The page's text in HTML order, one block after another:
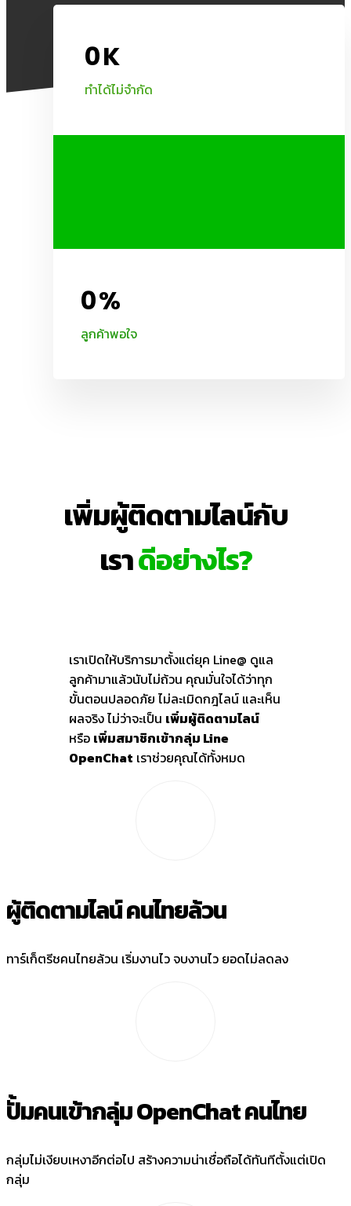
0K
ทำได้ไม่จำกัด
0%
ลูกค้าพอใจ
เพิ่มผู้ติดตามไลน์กับ
เราดีอย่างไร?
เราเปิดให้บริการมาตั้งแต่ยุค Line@ ดูแล
ลูกค้ามาแล้วนับไม่ถ้วน คุณมั่นใจได้ว่าทุก
ขั้นตอนปลอดภัย ไม่ละเมิดกฎไลน์ และเห็น
ผลจริง ไม่ว่าจะเป็น เพิ่มผู้ติดตามไลน์
หรือ เพิ่มสมาชิกเข้ากลุ่ม Line
OpenChat เราช่วยคุณได้ทั้งหมด
ผู้ติดตามไลน์ คนไทยล้วน
ทาร์เก็ตรีชคนไทยล้วน เริ่มงานไว จบงานไว ยอดไม่ลดลง
ปั้มคนเข้ากลุ่ม OpenChat คนไทย
กลุ่มไม่เงียบเหงาอีกต่อไป สร้างความน่าเชื่อถือได้ทันทีตั้งแต่เปิด
กลุ่ม